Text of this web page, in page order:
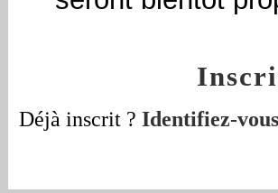
Déjà inscrit ? Identifiez-vous